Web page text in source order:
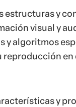
estructuras y
visual y
y algoritmos
reproducción
y